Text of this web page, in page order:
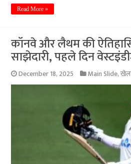
Read More »
कॉनवे और लैथम की
साझेदारी, पहले दिन
December 18, 2025 Main Slide,खेल